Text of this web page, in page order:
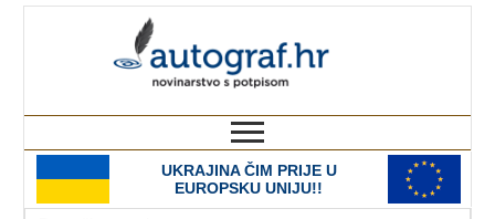
UKRAJINA ČIM PRIJE U
EUROPSKU UNIJU!!